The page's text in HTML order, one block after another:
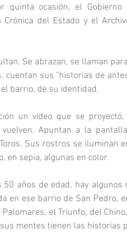
quinta ocasión, el
Crónica del Estado y el
Se abrazan, se llaman
cuentan sus “historias de
barrio, de su identidad.
un video que se
Apuntan a la
Sus rostros se iluminan
en sepia, algunas en color.
años de edad, hay algunos
en ese barrio de San Pedro,
el Triunfo, del
mentes tienen las historias